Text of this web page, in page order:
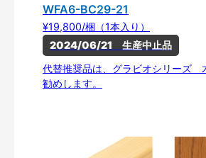
WFA6-BC29-21
¥19,800/梱（1本入り）
2024/06/21　生産中止品
代替推奨品は、グラビオシリーズ
勧めします。